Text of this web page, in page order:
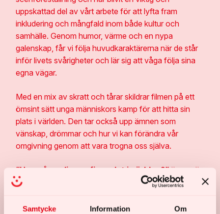
Samtycke Information Om
uppskattad del av vårt arbete för att lyfta fram
inkludering och mångfald inom både kultur och
samhälle. Genom humor, värme och en nypa
galenskap, får vi följa huvudkaraktärerna när de står
inför livets svårigheter och lär sig att våga följa sina
egna vägar.
Med en mix av skratt och tårar skildrar filmen på ett
ömsint sätt unga människors kamp för att hitta sin
plats i världen. Den tar också upp ämnen som
vänskap, drömmar och hur vi kan förändra vår
omgivning genom att vara trogna oss själva.
”Hur många lingon finns det i världen?”är mer än
bara en film – den är en symbol för vår strävan efter
kämpa och lyckas. Genom filmens unika blandning av